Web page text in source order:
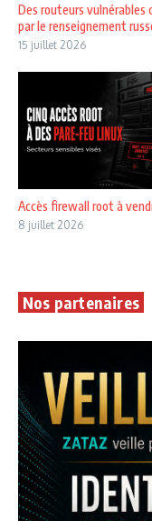
Des routeurs vulnérables
par le renseignement
15 juillet 2026
Accès firewall root à
8 juillet 2026
Nos partenaires